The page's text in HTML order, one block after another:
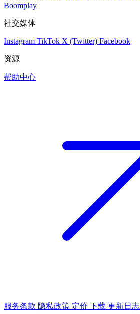
Boomplay
社交媒体
Instagram TikTok X (Twitter) Facebook
资源
帮助中心
服务条款 隐私政策 定价 下载 更新日志